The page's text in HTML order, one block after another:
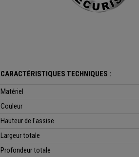
CARACTÉRISTIQUES TECHNIQUES :
Matériel
Couleur
Hauteur de l'assise
Largeur totale
Profondeur totale